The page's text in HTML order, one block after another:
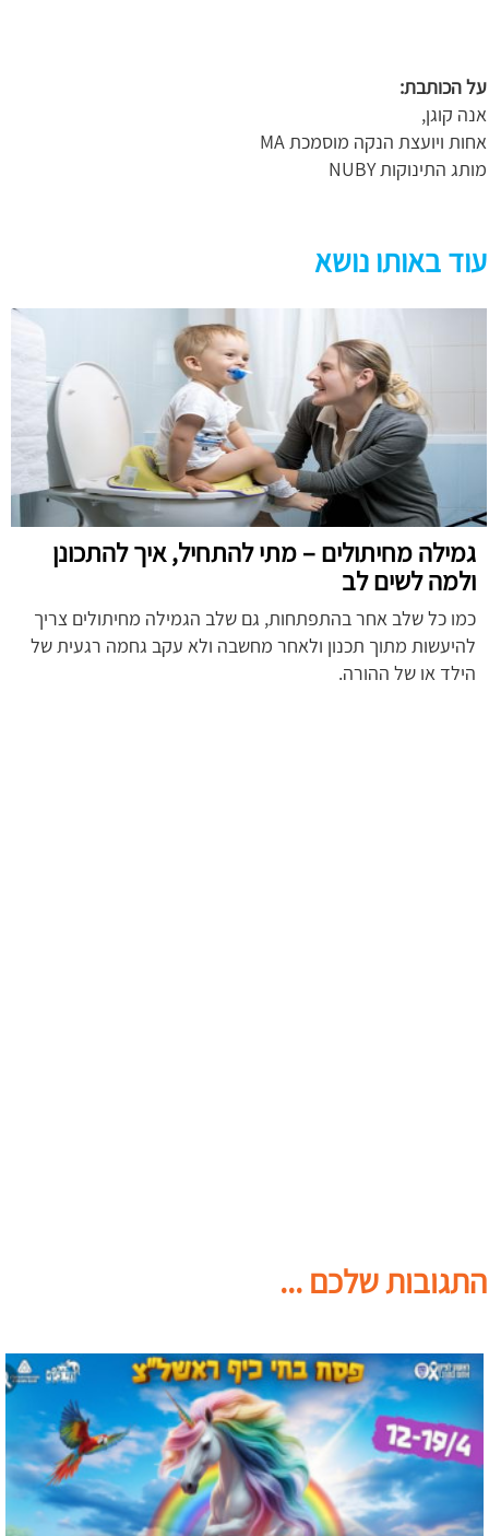
על הכותבת:
אנה קוגן,
אחות ויועצת הנקה מוסמכת MA
מותג התינוקות NUBY
עוד באותו נושא
גמילה מחיתולים – מתי להתחיל, איך להתכונן
ולמה לשים לב
כמו כל שלב אחר בהתפתחות, גם שלב הגמילה מחיתולים צריך
להיעשות מתוך תכנון ולאחר מחשבה ולא עקב גחמה רגעית של
הילד או של ההורה.
התגובות שלכם ...